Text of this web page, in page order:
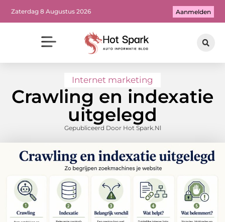
Zaterdag 8 Augustus 2026 Aanmelden
Internet marketing
Crawling en indexatie
uitgelegd
Gepubliceerd Door Hot Spark.nl